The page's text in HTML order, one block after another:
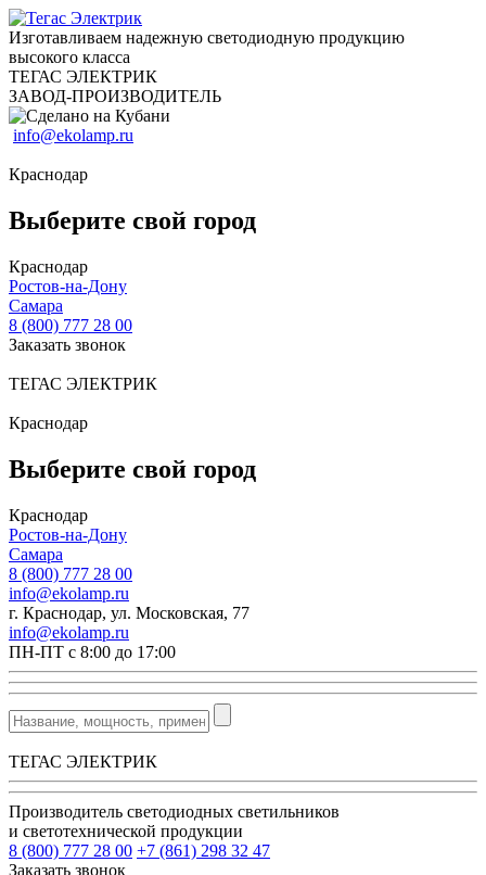
Изготавливаем надежную светодиодную продукцию
высокого класса
ТЕГАС ЭЛЕКТРИК
ЗАВОД-ПРОИЗВОДИТЕЛЬ
info@ekolamp.ru
Краснодар
Выберите свой город
Краснодар
Ростов-на-Дону
Самара
8 (800) 777 28 00
Заказать звонок
ТЕГАС ЭЛЕКТРИК
Краснодар
Выберите свой город
Краснодар
Ростов-на-Дону
Самара
8 (800) 777 28 00
info@ekolamp.ru
г. Краснодар, ул. Московская, 77
info@ekolamp.ru
ПН-ПТ с 8:00 до 17:00
ТЕГАС ЭЛЕКТРИК
Производитель светодиодных светильников
и светотехнической продукции
8 (800) 777 28 00 +7 (861) 298 32 47
Заказать звонок